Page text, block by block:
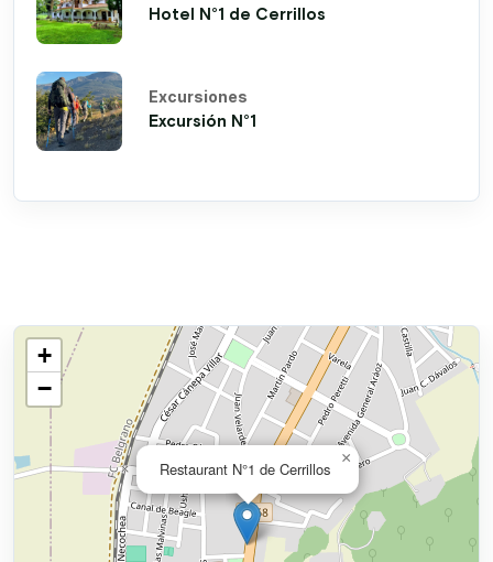
Hotel N°1 de Cerrillos
Excursiones
Excursión N°1
Restaurant N°1 de Cerrillos
×
+
−